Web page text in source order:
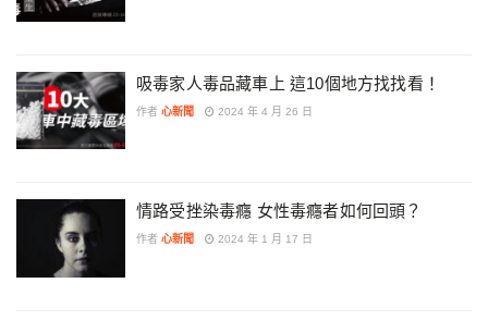
吸毒家人毒品藏車上 這10個地方找找看！
作者 心新聞 2024 年 4 月 26 日
情路受挫染毒癮 女性毒癮者如何回頭？
作者 心新聞 2024 年 1 月 17 日